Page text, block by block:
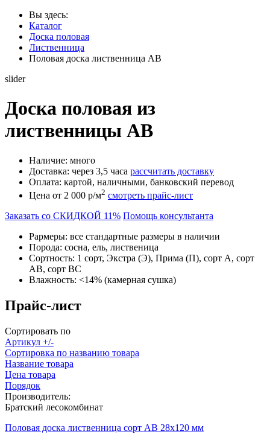
Вы здесь:
Каталог
Доска половая
Лиственница
Половая доска лиственница АB
slider
Доска половая из
лиственницы АВ
Наличие: много
Доставка: через 3,5 часа рассчитать доставку
Оплата: картой, наличными, банковский перевод
Цена от 2 000 р/м2 смотреть прайс-лист
Заказать со СКИДКОЙ 11% Помощь консультанта
Раpмеры: все стандартные размеры в наличии
Порода: сосна, ель, лиственица
Сортность: 1 сорт, Экстра (Э), Прима (П), сорт А, сорт
AB, сорт BC
Влажность: <14% (камерная сушка)
Прайс-лист
Сортировать по
Артикул +/-
Сортировка по названию товара
Название товара
Цена товара
Порядок
Производитель:
Братский лесокомбинат
Половая доска лиственница сорт AB 28x120 мм